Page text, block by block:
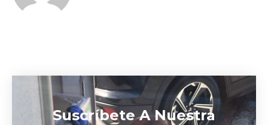
Suscríbete A Nuestra